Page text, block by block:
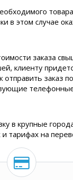
в этом случае
заказа
клиенту
отправить заказ
в крупные
и тарифах на